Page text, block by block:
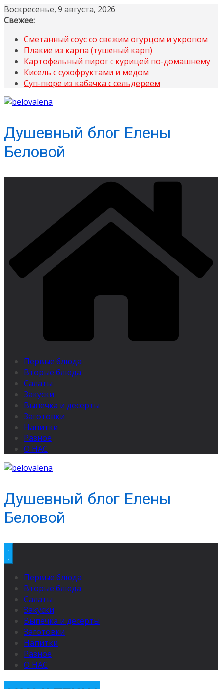
Перейти
к
Воскресенье, 9 августа, 2026
Свежее:
Сметанный соус со свежим огурцом и укропом
Плакие из карпа (тушеный карп)
Картофельный пирог с курицей по-домашнему
Кисель с сухофруктами и медом
Суп-пюре из кабачка с сельдереем
Душевный блог Елены
Беловой
Первые блюда
Вторые блюда
Салаты
Закуски
Выпечка и десерты
Заготовки
Напитки
Разное
О НАС
Душевный блог Елены
Беловой
Первые блюда
Вторые блюда
Салаты
Закуски
Выпечка и десерты
Заготовки
Напитки
Разное
О НАС